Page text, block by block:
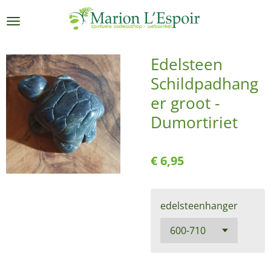
direct
de
hoofdinhoud
Edelsteen
Schildpadhang
er groot -
Dumortiriet
€ 6,95
edelsteenhanger